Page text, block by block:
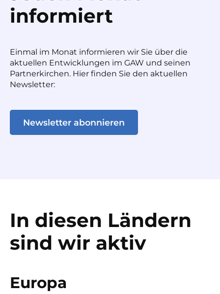
informiert
Einmal im Monat informieren wir Sie über die
aktuellen Entwicklungen im GAW und seinen
Partnerkirchen. Hier finden Sie den aktuellen
Newsletter:
Newsletter abonnieren
In diesen Ländern
sind wir aktiv
Europa